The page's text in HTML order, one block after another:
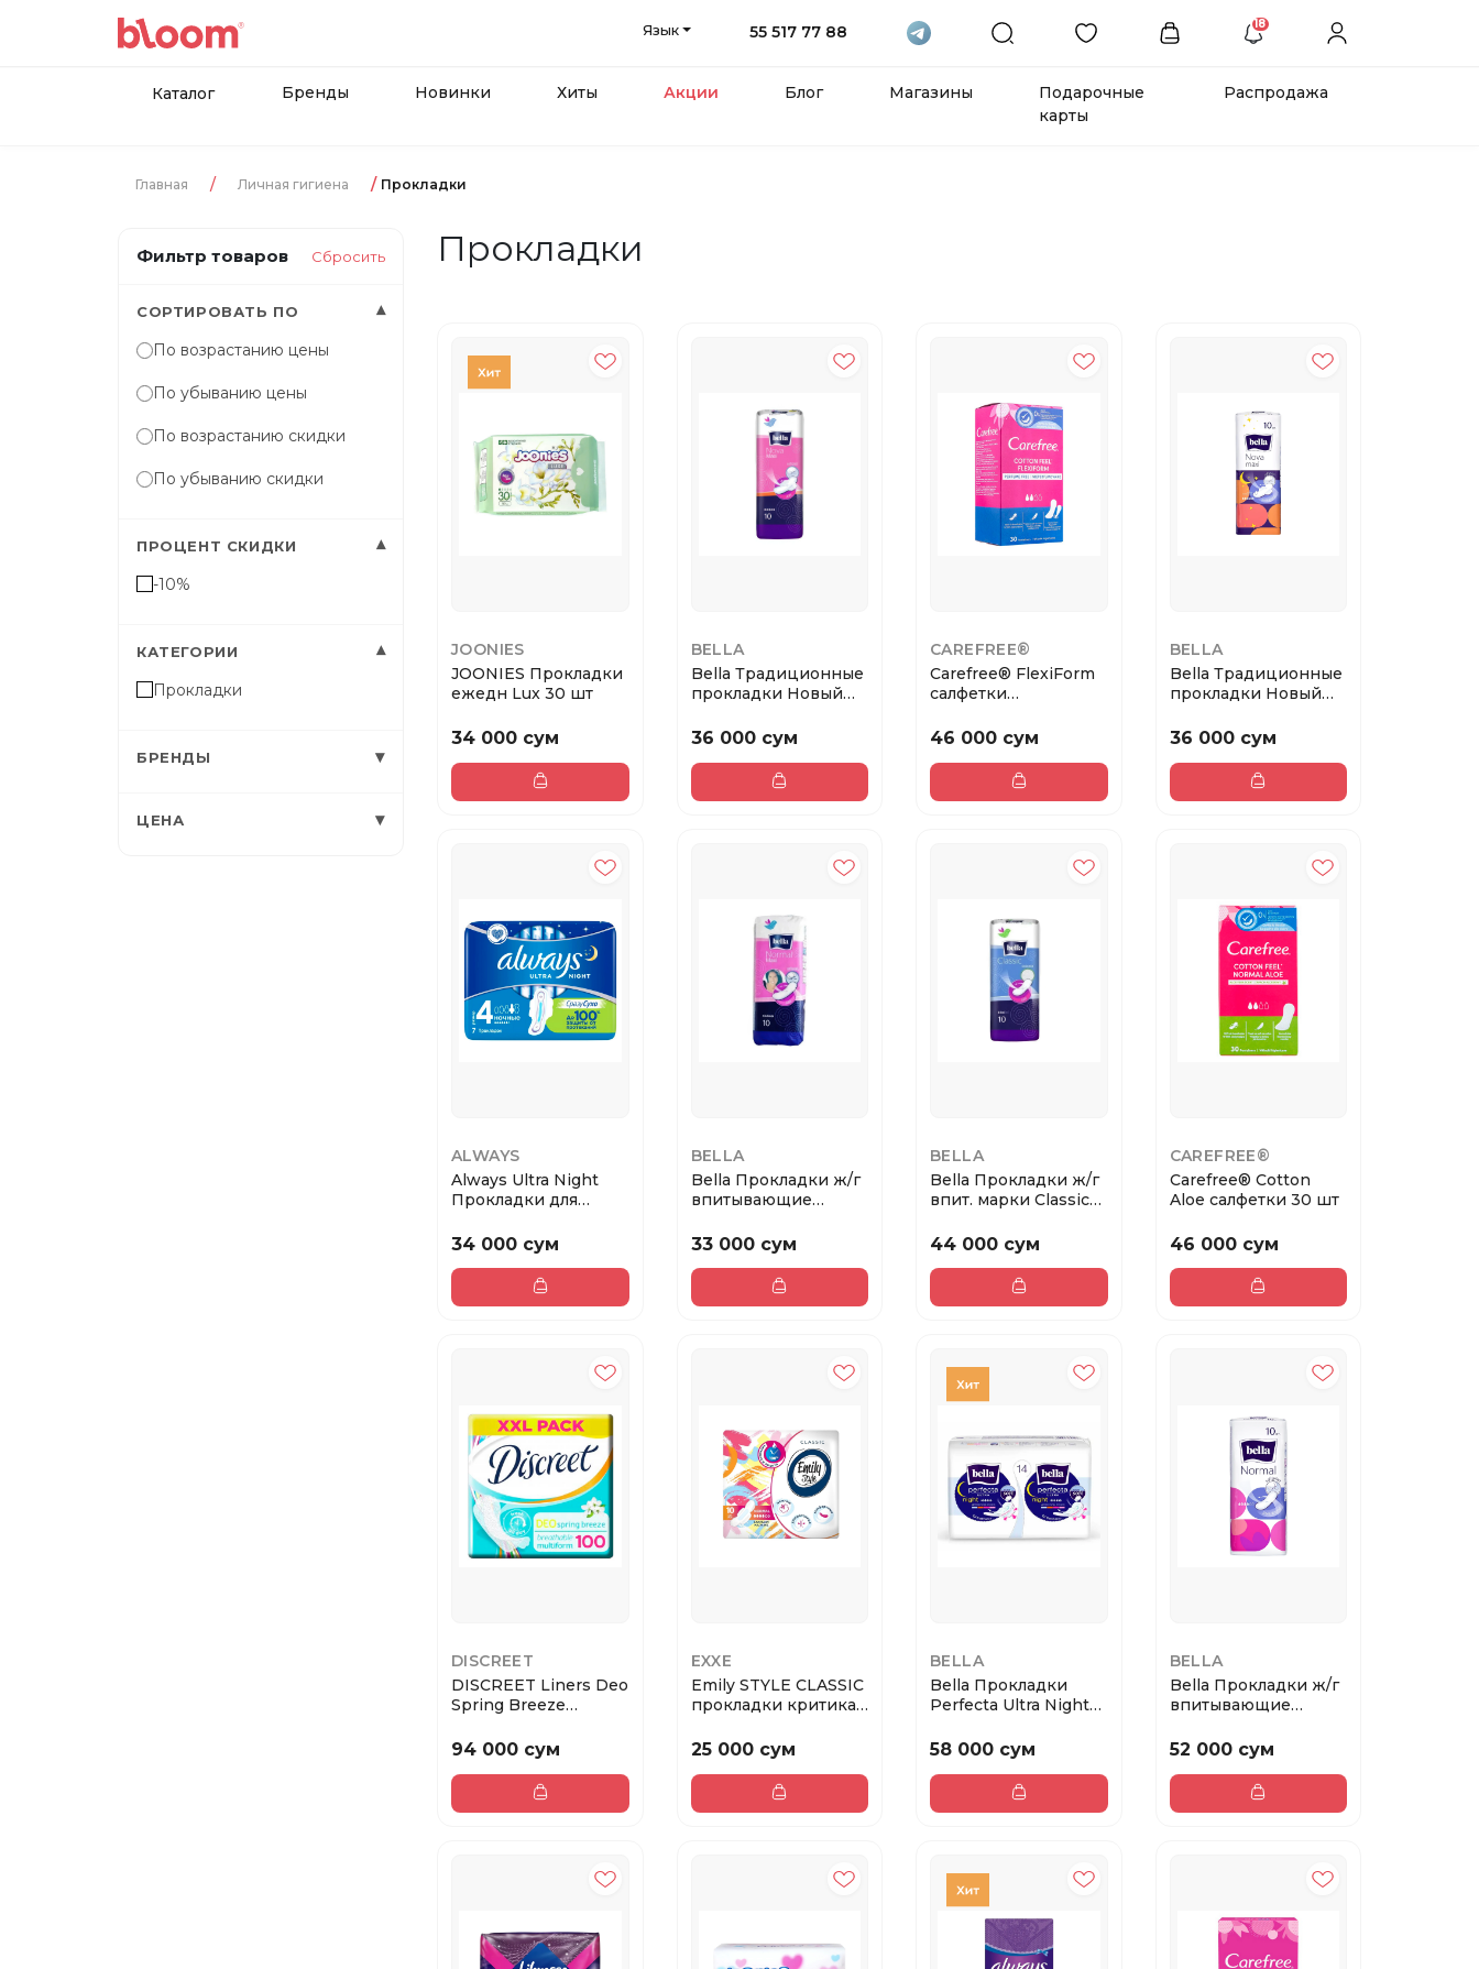
Язык 55 517 77 88 18
Каталог Бренды Новинки Хиты Акции Блог Магазины
Подарочные
карты
Распродажа
Главная Личная гигиена Прокладки
Фильтр товаров Сбросить
СОРТИРОВАТЬ ПО ▾
По возрастанию цены
По убыванию цены
По возрастанию скидки
По убыванию скидки
ПРОЦЕНТ СКИДКИ ▾
-10%
КАТЕГОРИИ ▾
Прокладки
БРЕНДЫ ▾
ЦЕНА ▾
Прокладки
JOONIES
JOONIES Прокладки
ежедн Lux 30 шт
34 000 сум
BELLA
Bella Традиционные
прокладки Новый
36 000 сум
CAREFREE®
Carefree® FlexiForm
салфетки
30...
46 000 сум
BELLA
Bella Традиционные
прокладки Новый
36 000 сум
ALWAYS
Always Ultra Night
Прокладки для
34 000 сум
BELLA
Bella Прокладки ж/г
впитывающие
33 000 сум
BELLA
Bella Прокладки ж/г
впит. марки Classic
44 000 сум
CAREFREE®
Carefree® Cotton
Aloe салфетки 30 шт
46 000 сум
DISCREET
DISCREET Liners Deo
Spring Breeze
94 000 сум
EXXE
Emily STYLE CLASSIС
прокладки критика
25 000 сум
BELLA
Bella Прокладки
Perfecta Ultra Night
58 000 сум
BELLA
Bella Прокладки ж/г
впитывающие
52 000 сум